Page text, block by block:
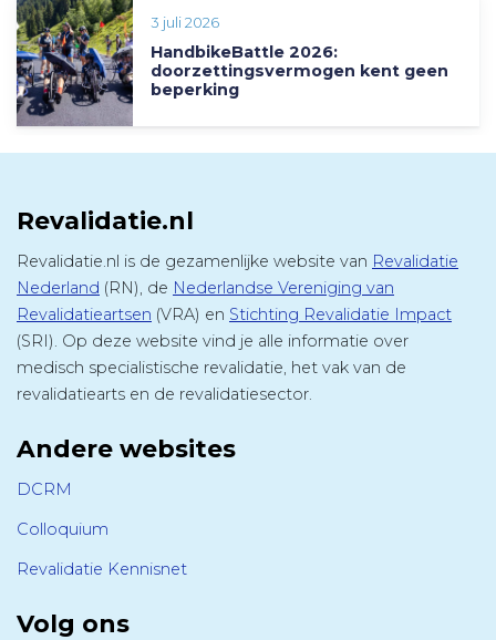
3 juli 2026
HandbikeBattle 2026:
doorzettingsvermogen kent geen
beperking
Revalidatie.nl
Revalidatie.nl is de gezamenlijke website van Revalidatie
Nederland (RN), de Nederlandse Vereniging van
Revalidatieartsen (VRA) en Stichting Revalidatie Impact
(SRI). Op deze website vind je alle informatie over
medisch specialistische revalidatie, het vak van de
revalidatiearts en de revalidatiesector.
Andere websites
DCRM
Colloquium
Revalidatie Kennisnet
Volg ons